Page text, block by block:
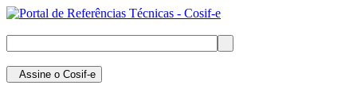
Assine o Cosif-e